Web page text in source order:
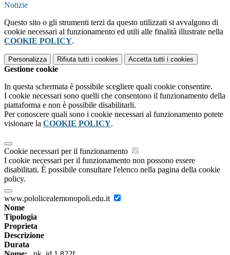
Notizie
Questo sito o gli strumenti terzi da questo utilizzati si avvalgono di
cookie necessari al funzionamento ed utili alle finalità illustrate nella
COOKIE POLICY.
Personalizza Rifiuta tutti i cookies Accetta tutti i cookies
Gestione cookie
In questa schermata è possibile scegliere quali cookie consentire.
I cookie necessari sono quelli che consentono il funzionamento della
piattaforma e non è possibile disabilitarli.
Per conoscere quali sono i cookie necessari al funzionamento potete
visionare la COOKIE POLICY.
Cookie necessari per il funzionamento
I cookie necessari per il funzionamento non possono essere
disabilitati. È possibile consultare l'elenco nella pagina della cookie
policy.
www.pololicealemonopoli.edu.it
Nome
Tipologia
Proprieta
Descrizione
Durata